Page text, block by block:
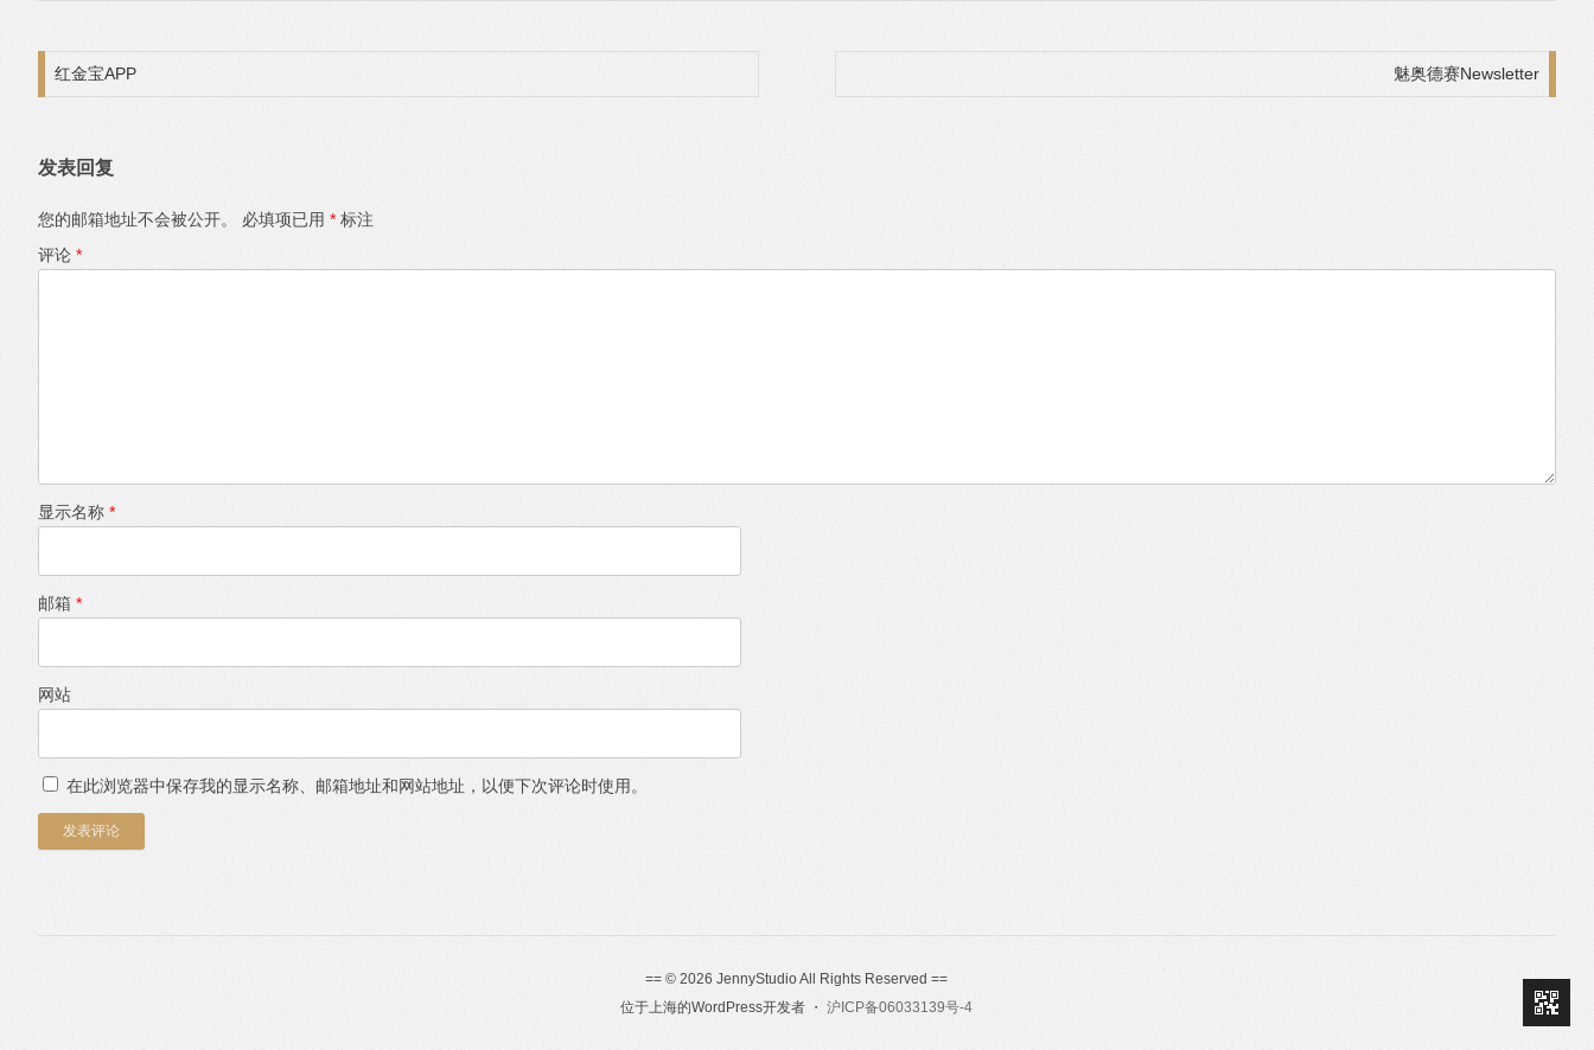
文章导航
红金宝APP 魅奥德赛Newsletter
发表回复
您的邮箱地址不会被公开。 必填项已用 * 标注
评论 *
显示名称 *
邮箱 *
网站
在此浏览器中保存我的显示名称、邮箱地址和网站地址，以便下次评论时使用。
== © 2026 JennyStudio All Rights Reserved ==
位于上海的WordPress开发者 ・沪ICP备06033139号-4